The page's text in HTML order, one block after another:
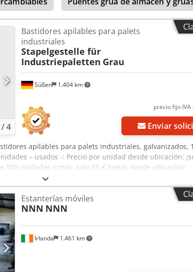
/4
Süßen 1.404 km
Bastidores apilables para palets
industriales
Stapelgestelle für
Industriepaletten Grau
precio fijo
Enviar
apilables para palets industriales, galvanizados,
– usados -: Precio por unidad desde ubicación:
unidades o más: solo 65 € (neto), desde ubicación:
de fabricación: 1992 Altura: aprox. 1,90 m Csdeyzc
de marco (2 x una "L") que se ensamblan para formar
solo con bisagras. Carga útil permitida: 1 t
alturas Galvanizado en caliente Venta sin palet
73079 Süßen
Irlanda 1.461 km
Estanterías móviles
NNN NNN